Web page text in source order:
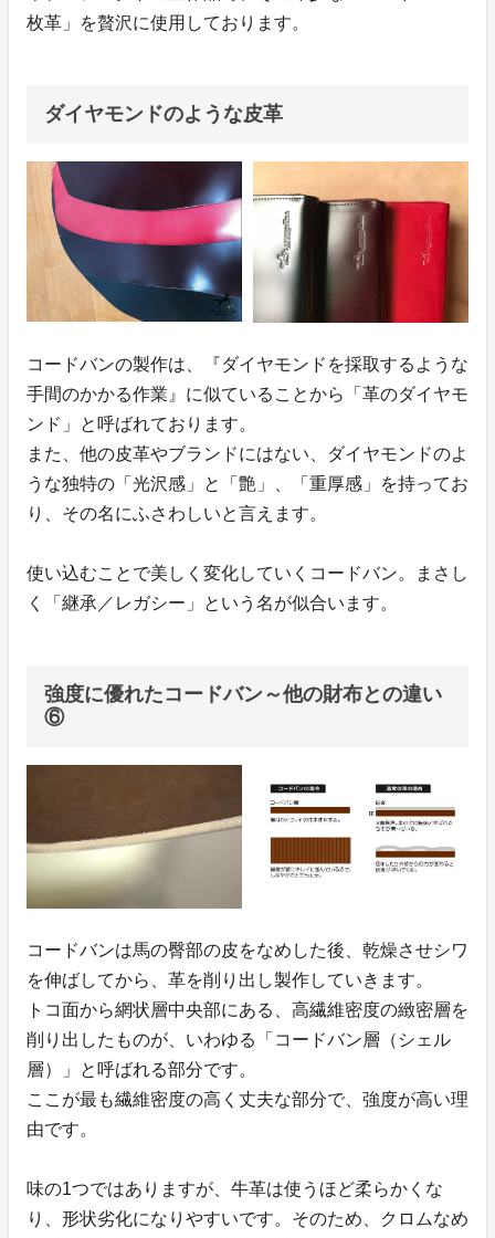
枚革」を贅沢に使用しております。
ダイヤモンドのような皮革
コードバンの製作は、『ダイヤモンドを採取するような
手間のかかる作業』に似ていることから「革のダイヤモ
ンド」と呼ばれております。
また、他の皮革やブランドにはない、ダイヤモンドのよ
うな独特の「光沢感」と「艶」、「重厚感」を持ってお
り、その名にふさわしいと言えます。
使い込むことで美しく変化していくコードバン。まさし
く「継承／レガシー」という名が似合います。
強度に優れたコードバン～他の財布との違い
⑥
コードバンは馬の臀部の皮をなめした後、乾燥させシワ
を伸ばしてから、革を削り出し製作していきます。
トコ面から網状層中央部にある、高繊維密度の緻密層を
削り出したものが、いわゆる「コードバン層（シェル
層）」と呼ばれる部分です。
ここが最も繊維密度の高く丈夫な部分で、強度が高い理
由です。
味の1つではありますが、牛革は使うほど柔らかくな
り、形状劣化になりやすいです。そのため、クロムなめ